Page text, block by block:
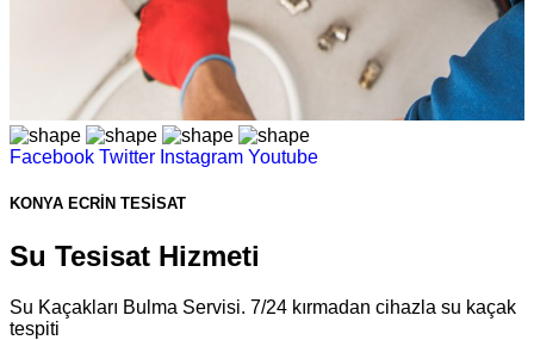
Facebook Twitter Instagram Youtube
KONYA ECRİN TESİSAT
Su Tesisat Hizmeti
Su Kaçakları Bulma Servisi​​. 7/24 kırmadan cihazla su kaçak
tespiti